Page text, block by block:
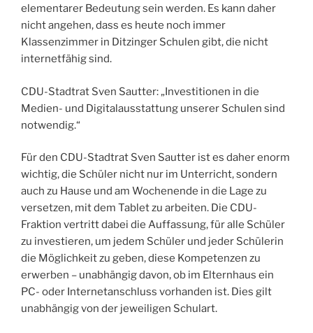
elementarer Bedeutung sein werden. Es kann daher
nicht angehen, dass es heute noch immer
Klassenzimmer in Ditzinger Schulen gibt, die nicht
internetfähig sind.
CDU-Stadtrat Sven Sautter: „Investitionen in die
Medien- und Digitalausstattung unserer Schulen sind
notwendig.“
Für den CDU-Stadtrat Sven Sautter ist es daher enorm
wichtig, die Schüler nicht nur im Unterricht, sondern
auch zu Hause und am Wochenende in die Lage zu
versetzen, mit dem Tablet zu arbeiten. Die CDU-
Fraktion vertritt dabei die Auffassung, für alle Schüler
zu investieren, um jedem Schüler und jeder Schülerin
die Möglichkeit zu geben, diese Kompetenzen zu
erwerben – unabhängig davon, ob im Elternhaus ein
PC- oder Internetanschluss vorhanden ist. Dies gilt
unabhängig von der jeweiligen Schulart.